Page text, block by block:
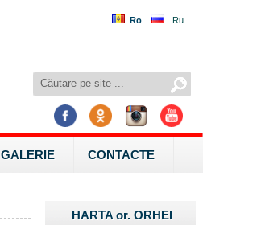
Ro Ru
GALERIE CONTACTE
HARTA or.ORHEI